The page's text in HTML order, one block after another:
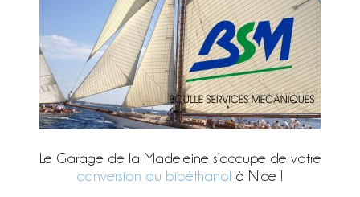
Le Garage de la Madeleine s’occupe de votre
conversion au bioéthanol à Nice !